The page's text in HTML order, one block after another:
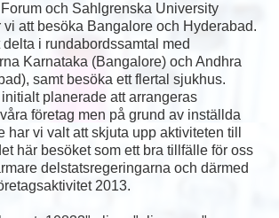
och Sahlgrenska University
vi att besöka Bangalore och Hyderabad.
delta i rundabordssamtal med
Karnataka (Bangalore) och Andhra
samt besöka ett flertal sjukhus.
planerade att arrangeras
företag men på grund av inställda
har vi valt att skjuta upp aktiviteten till
här besöket som ett bra tillfälle för oss
delstatsregeringarna och därmed
2013.